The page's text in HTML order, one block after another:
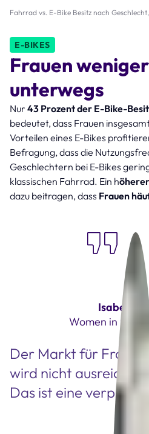
Fahrrad vs. E-Bike Besitz nach
E-BIKES
Frauen
unterwegs
Nur 43 Prozent der E-Bike-
bedeutet, dass Frauen
Vorteilen eines E-Bikes
Befragung, dass die
Geschlechtern bei E-Bikes
klassischen Fahrrad. Ein h
dazu beitragen, dass Frauen
Isabell
Women in
Der Markt für
wird nicht
Das ist eine